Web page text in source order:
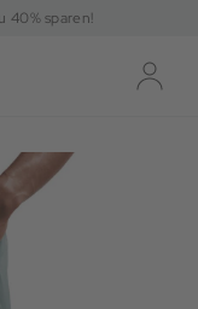
40% sparen!